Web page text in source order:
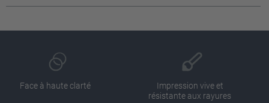
Face à haute clarté
Impression vive et
résistante aux rayures